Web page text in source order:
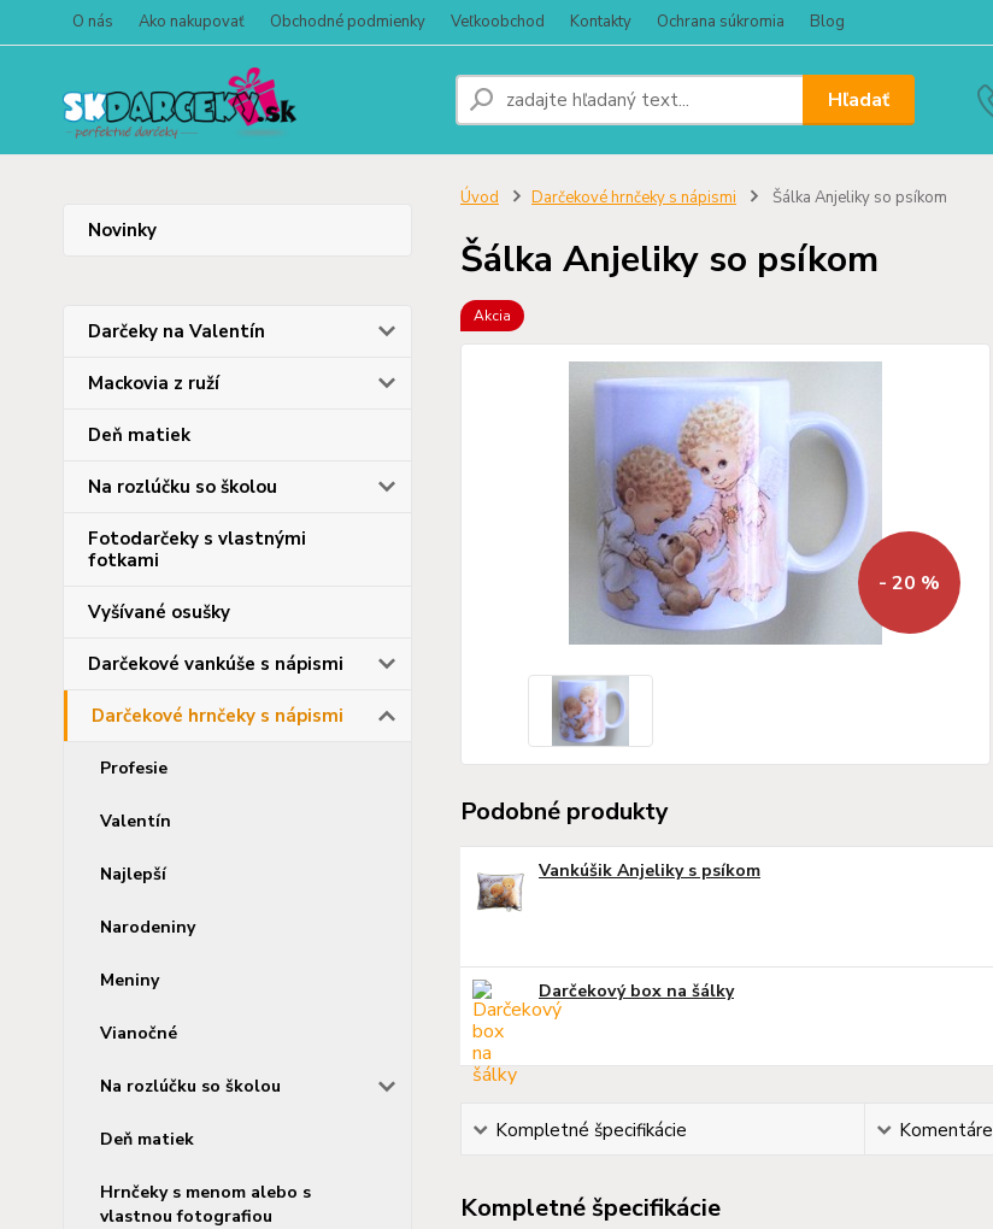
O nás Ako nakupovať Obchodné podmienky Veľkoobchod Kontakty Ochrana súkromia Blog
Hľadať
Novinky
Darčeky na Valentín
Mackovia z ruží
Deň matiek
Na rozlúčku so školou
Fotodarčeky s vlastnými
fotkami
Vyšívané osušky
Darčekové vankúše s nápismi
Darčekové hrnčeky s nápismi
Profesie
Valentín
Najlepší
Narodeniny
Meniny
Vianočné
Na rozlúčku so školou
Deň matiek
Hrnčeky s menom alebo s
vlastnou fotografiou
Úvod Darčekové hrnčeky s nápismi Šálka Anjeliky so psíkom
Šálka Anjeliky so psíkom
Akcia
- 20 %
Podobné produkty
Vankúšik Anjeliky s psíkom
Darčekový box na šálky
Kompletné špecifikácie Komentáre
Kompletné špecifikácie